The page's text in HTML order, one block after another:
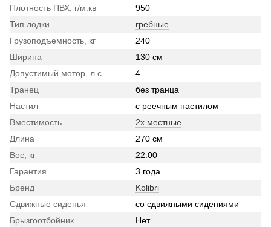
Плотность ПВХ, г/м.кв
950
Тип лодки
гребные
Грузоподъемность, кг
240
Ширина
130 см
Допустимый мотор, л.с.
4
Транец
без транца
Настил
с реечным настилом
Вместимость
2х местные
Длина
270 см
Вес, кг
22.00
Гарантия
3 года
Бренд
Kolibri
Сдвижные сиденья
со сдвижными сидениями
Брызгоотбойник
Нет